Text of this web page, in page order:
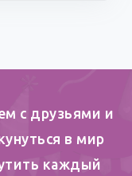
с друзьями и
в мир
каждый